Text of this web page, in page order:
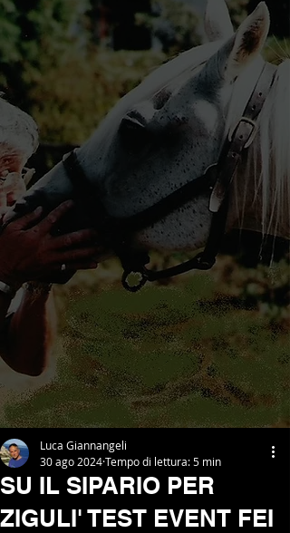
SU IL SIPARIO PER
ZIGULI' TEST EVENT FEI
Luca Giannangeli
30 ago 2024Tempo di lettura: 5 min